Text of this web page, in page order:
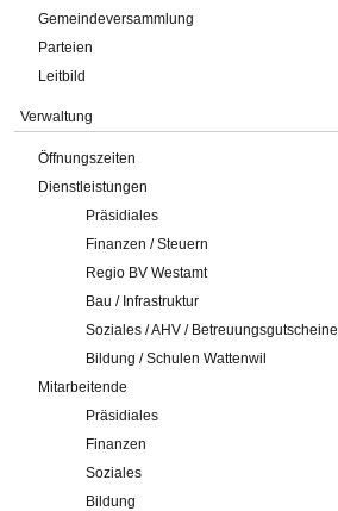
Gemeindeversammlung
Parteien
Leitbild
Verwaltung
Öffnungszeiten
Dienstleistungen
Präsidiales
Finanzen / Steuern
Regio BV Westamt
Bau / Infrastruktur
Soziales / AHV / Betreuungsgutscheine
Bildung / Schulen Wattenwil
Mitarbeitende
Präsidiales
Finanzen
Soziales
Bildung